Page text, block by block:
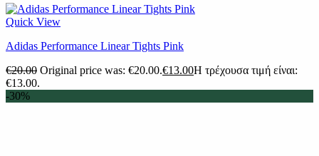
Quick View
Adidas Performance Linear Tights Pink
€20.00 Original price was: €20.00.€13.00Η τρέχουσα τιμή είναι:
€13.00.
-30%